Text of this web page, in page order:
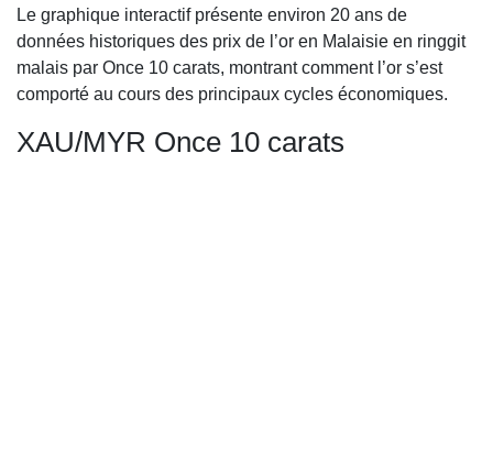
Le graphique interactif présente environ 20 ans de
données historiques des prix de l’or en Malaisie en ringgit
malais par Once 10 carats, montrant comment l’or s’est
comporté au cours des principaux cycles économiques.
XAU/MYR Once 10 carats